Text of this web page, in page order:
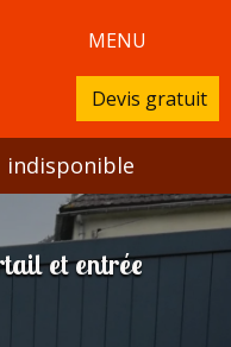
MENU
Devis gratuit
indisponible
et entrée